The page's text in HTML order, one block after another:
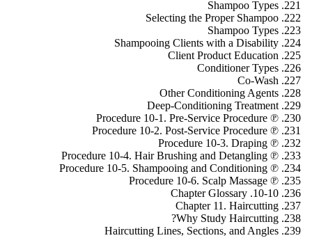
Shampoo Types
Selecting the Proper Shampoo
Shampoo Types
Shampooing Clients with a Disability
Client Product Education
Conditioner Types
Co-Wash
Other Conditioning Agents
Deep-Conditioning Treatment
℗ Procedure 10-1. Pre-Service Procedure
℗ Procedure 10-2. Post-Service Procedure
℗ Procedure 10-3. Draping
℗ Procedure 10-4. Hair Brushing and Detangling
℗ Procedure 10-5. Shampooing and Conditioning
℗ Procedure 10-6. Scalp Massage
10-10. Chapter Glossary
Chapter 11. Haircutting
Why Study Haircutting?
Haircutting Lines, Sections, and Angles